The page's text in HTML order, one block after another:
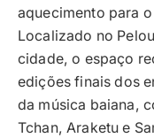
aquecimento para
Localizado no
cidade, o espaço
edições finais dos
da música baiana,
Tchan, Araketu e